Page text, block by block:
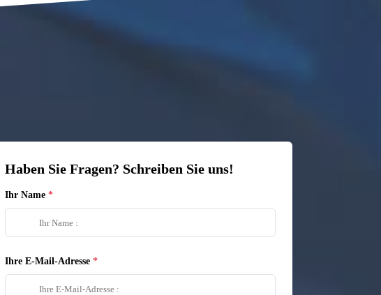
Haben Sie Fragen? Schreiben Sie uns!
Ihr Name
Ihre E-Mail-Adresse